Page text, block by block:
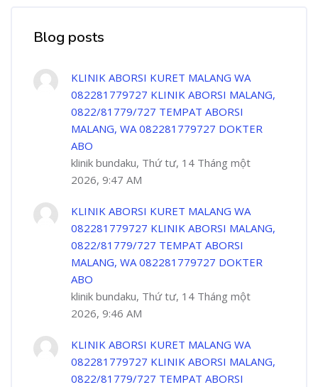
Blog posts
KLINIK ABORSI KURET MALANG WA
082281779727 KLINIK ABORSI MALANG,
0822/81779/727 TEMPAT ABORSI
MALANG, WA 082281779727 DOKTER
ABO
klinik bundaku, Thứ tư, 14 Tháng một
2026, 9:47 AM
KLINIK ABORSI KURET MALANG WA
082281779727 KLINIK ABORSI MALANG,
0822/81779/727 TEMPAT ABORSI
MALANG, WA 082281779727 DOKTER
ABO
klinik bundaku, Thứ tư, 14 Tháng một
2026, 9:46 AM
KLINIK ABORSI KURET MALANG WA
082281779727 KLINIK ABORSI MALANG,
0822/81779/727 TEMPAT ABORSI